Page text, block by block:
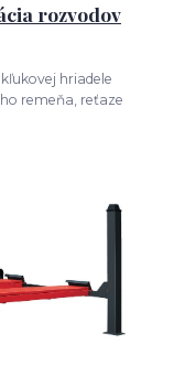
rozvodov
hriadele
remeňa, reťaze